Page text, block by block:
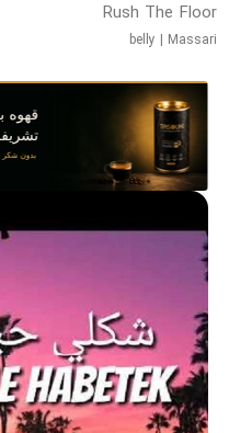
Rush The Floor
belly | Massari